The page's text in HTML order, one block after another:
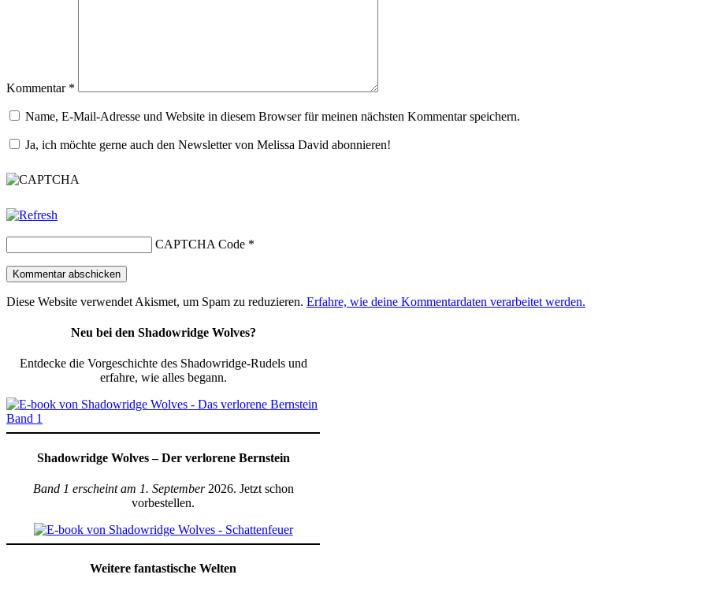
Kommentar *
Name, E-Mail-Adresse und Website in diesem Browser für meinen nächsten Kommentar speichern.
Ja, ich möchte gerne auch den Newsletter von Melissa David abonnieren!
CAPTCHA Code *
Diese Website verwendet Akismet, um Spam zu reduzieren. Erfahre, wie deine Kommentardaten verarbeitet werden.
Neu bei den Shadowridge Wolves?
Entdecke die Vorgeschichte des Shadowridge-Rudels und
erfahre, wie alles begann.
Shadowridge Wolves – Der verlorene Bernstein
Band 1 erscheint am 1. September2026. Jetzt schon
vorbestellen.
Weitere fantastische Welten